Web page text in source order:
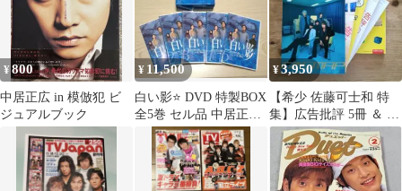
¥800
中居正広 in 模倣犯 ビ
ジュアルブック
¥ 11,500
白い影⭐️ DVD 特製BOX
全5巻 セル品 中居正広
竹内結子
¥3,950
【希少 佐藤可士和 特
集】広告批評 5冊 ＆ デ
ザインの現場 1冊 計6冊